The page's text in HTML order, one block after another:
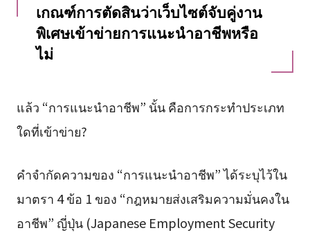
เกณฑ์การตัดสินว่าเว็บไซต์จับคู่งาน
พิเศษเข้าข่ายการแนะนำอาชีพหรือ
ไม่
แล้ว “การแนะนำอาชีพ” นั้น คือการกระทำประเภท
ใดที่เข้าข่าย?
คำจำกัดความของ “การแนะนำอาชีพ” ได้ระบุไว้ใน
มาตรา 4 ข้อ 1 ของ “กฎหมายส่งเสริมความมั่นคงใน
อาชีพ” ญี่ปุ่น (Japanese Employment Security